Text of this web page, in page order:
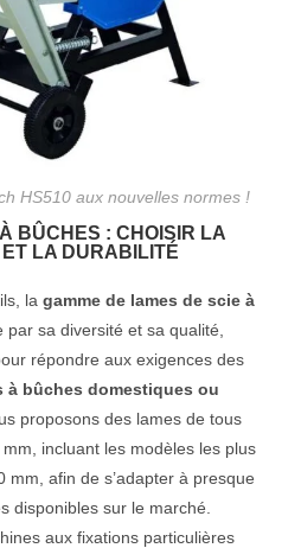
HS510 aux nouvelles normes !
BÛCHES : CHOISIR LA
ET LA DURABILITÉ
la gamme de lames de scie à
par sa diversité et sa qualité,
répondre aux exigences des
à bûches domestiques ou
proposons des lames de tous
incluant les modèles les plus
mm, afin de s’adapter à presque
disponibles sur le marché.
aux fixations particulières